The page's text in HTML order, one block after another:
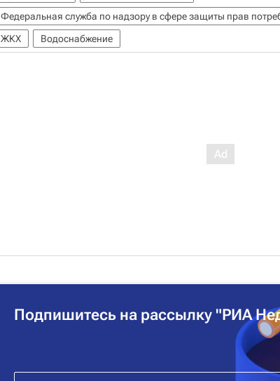
ЖКХ
Водоснабжение
Подпишитесь на рассылку "РИА